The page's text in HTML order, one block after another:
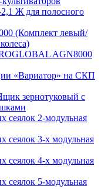
Ж для полосного
(Комплект левый/
AGN8000
«Вариатор» на СКП
зернотуковый с
сеялок 2-модульная
сеялок 3-х модульная
сеялок 4-х модульная
сеялок 5-модульная